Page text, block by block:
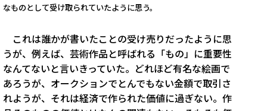
なものとして受け取られていたように思う。
これは誰かが書いたことの受け売りだったように思
うが、例えば、芸術作品と呼ばれる「もの」に重要性
なんてないと言いきっていた。どれほど有名な絵画で
あろうが、オークションでとんでもない金額で取引さ
れようが、それは経済で作られた価値に過ぎない。作